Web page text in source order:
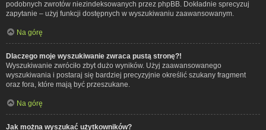
podobnych zwrotów niezindeksowanych przez phpBB. Dokładnie sprecyzuj
zapytanie – użyj funkcji dostępnych w wyszukiwaniu zaawansowanym.
Na górę
Dlaczego moje wyszukiwanie zwraca pustą stronę?!
Wyszukiwanie zwróciło zbyt dużo wyników. Użyj zaawansowanego
wyszukiwania i postaraj się bardziej precyzyjnie określić szukany fragment
oraz fora, które mają być przeszukane.
Na górę
Jak można wyszukać użytkowników?